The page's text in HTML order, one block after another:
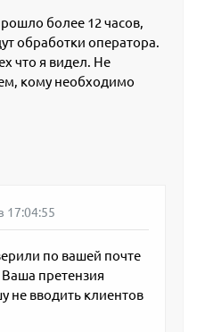
более 12 часов,
обработки оператора.
что я видел. Не
кому необходимо
17:04:55
по вашей почте
Ваша претензия
не вводить клиентов